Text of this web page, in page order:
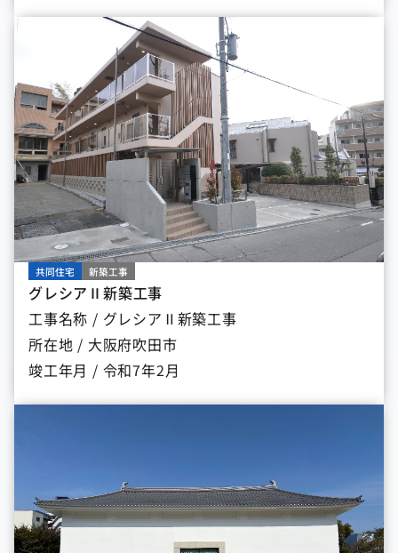
共同住宅 新築工事
グレシアⅡ新築工事
工事名称 / グレシアⅡ新築工事
所在地 / 大阪府吹田市
竣工年月 / 令和7年2月